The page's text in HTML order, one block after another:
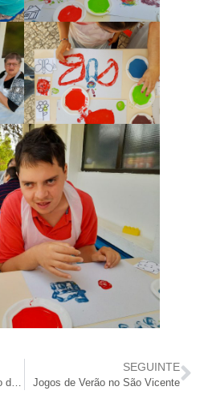
SEGUINTE
Jogos de Verão no São Vicente